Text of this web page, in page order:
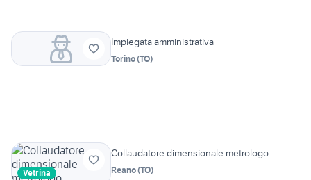
Impiegata amministrativa
Torino(TO)
Vetrina
Collaudatore dimensionale metrologo
Reano(TO)